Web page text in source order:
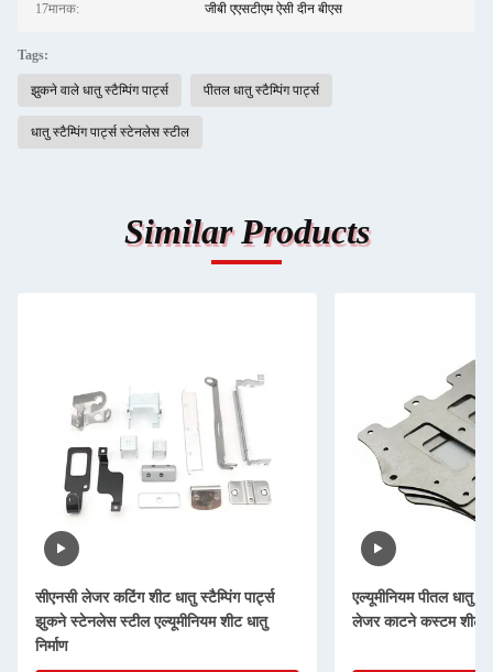
17मानक: जीबी एएसटीएम ऐसी दीन बीएस
Tags:
झुकने वाले धातु स्टैम्पिंग पार्ट्स पीतल धातु स्टैम्पिंग पार्ट्स
धातु स्टैम्पिंग पार्ट्स स्टेनलेस स्टील
Similar Products
सीएनसी लेजर कटिंग शीट धातु स्टैम्पिंग पार्ट्स
झुकने स्टेनलेस स्टील एल्यूमीनियम शीट धातु
निर्माण
एल्यूमीनियम पीतल धातु
लेजर काटने कस्टम शीट